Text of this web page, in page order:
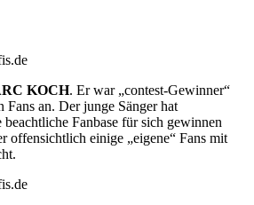
KOCH. Er war „contest-Gewinner“
Fans an. Der junge Sänger hat
Fanbase für sich gewinnen
offensichtlich einige „eigene“ Fans mit